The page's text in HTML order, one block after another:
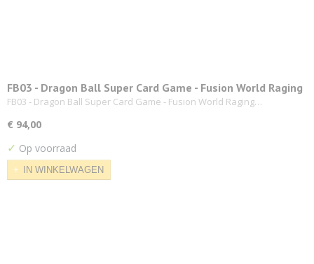
FB03 - Dragon Ball Super Card Game - Fusion World Raging
Roar Booster Display
FB03 - Dragon Ball Super Card Game - Fusion World Raging…
€ 94,00
✓ Op voorraad
IN WINKELWAGEN